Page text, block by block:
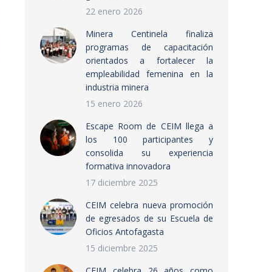
22 enero 2026
Minera Centinela finaliza
programas de capacitación
orientados a fortalecer la
empleabilidad femenina en la
industria minera
15 enero 2026
Escape Room de CEIM llega a
los 100 participantes y
consolida su experiencia
formativa innovadora
17 diciembre 2025
CEIM celebra nueva promoción
de egresados de su Escuela de
Oficios Antofagasta
15 diciembre 2025